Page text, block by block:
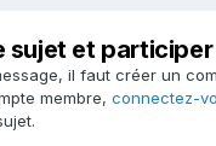
sujet et participer
il faut créer un
membre, connectez-